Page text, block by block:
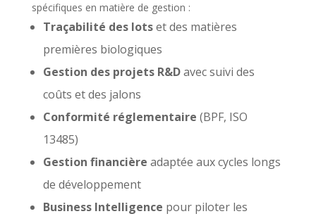
spécifiques en matière de gestion :
Traçabilité des lotset des matières
premières biologiques
Gestion des projets R&Davec suivi des
coûts et des jalons
Conformité réglementaire (BPF, ISO
13485)
Gestion financière adaptée aux cycles longs
de développement
Business Intelligence pour piloter les